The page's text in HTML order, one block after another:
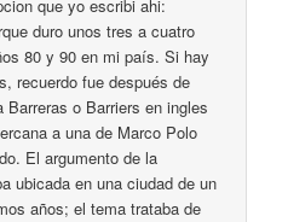
que yo escribi ahi:
duro unos tres a cuatro
80 y 90 en mi país. Si hay
recuerdo fue después de
o Barriers en ingles
a una de Marco Polo
El argumento de la
ubicada en una ciudad de un
años; el tema trataba de